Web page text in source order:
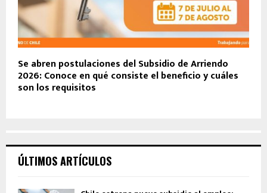
Se abren postulaciones del Subsidio de Arriendo
2026: Conoce en qué consiste el beneficio y cuáles
son los requisitos
ÚLTIMOS ARTÍCULOS